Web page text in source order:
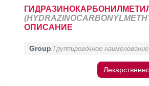
ОПИСАНИЕ
Group Группировочное наименование